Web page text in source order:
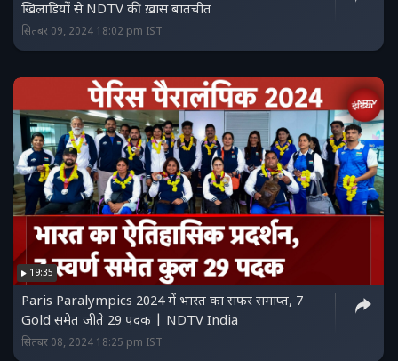
खिलाडियों से NDTV की ख़ास बातचीत
सितंबर 09, 2024 18:02 pm IST
19:35
Paris Paralympics 2024 में भारत का सफर समाप्त, 7
Gold समेत जीते 29 पदक | NDTV India
सितंबर 08, 2024 18:25 pm IST